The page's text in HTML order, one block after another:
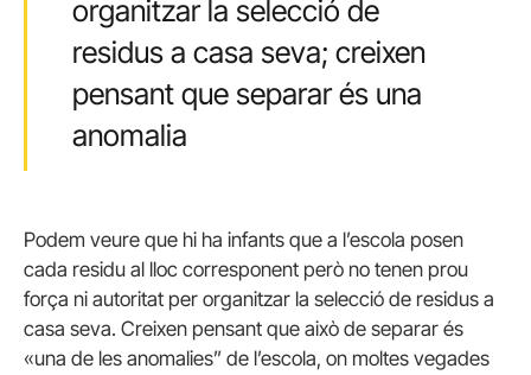
organitzar la selecció de
residus a casa seva; creixen
pensant que separar és una
anomalia
Podem veure que hi ha infants que a l’escola posen
cada residu al lloc corresponent però no tenen prou
força ni autoritat per organitzar la selecció de residus a
casa seva. Creixen pensant que això de separar és
«una de les anomalies” de l’escola, on moltes vegades